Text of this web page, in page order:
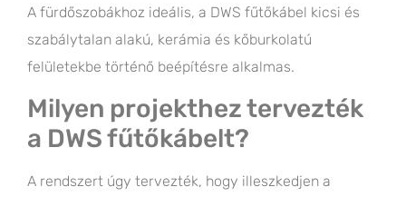
A fürdőszobákhoz ideális, a DWS fűtőkábel kicsi és
szabálytalan alakú, kerámia és kőburkolatú
felületekbe történő beépítésre alkalmas.
Milyen projekthez tervezték
a DWS fűtőkábelt?
A rendszert úgy tervezték, hogy illeszkedjen a